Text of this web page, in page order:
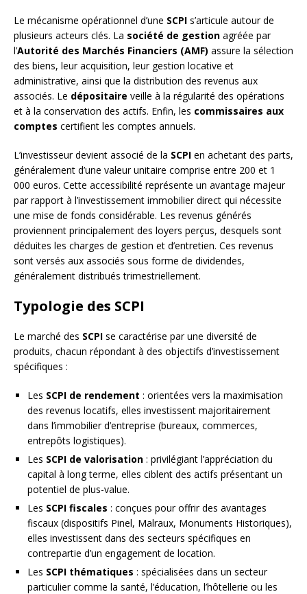
Le mécanisme opérationnel d’une SCPI s’articule autour de
plusieurs acteurs clés. La société de gestion agréée par
l’Autorité des Marchés Financiers (AMF) assure la sélection
des biens, leur acquisition, leur gestion locative et
administrative, ainsi que la distribution des revenus aux
associés. Le dépositaire veille à la régularité des opérations
et à la conservation des actifs. Enfin, les commissaires aux
comptes certifient les comptes annuels.
L’investisseur devient associé de la SCPI en achetant des parts,
généralement d’une valeur unitaire comprise entre 200 et 1
000 euros. Cette accessibilité représente un avantage majeur
par rapport à l’investissement immobilier direct qui nécessite
une mise de fonds considérable. Les revenus générés
proviennent principalement des loyers perçus, desquels sont
déduites les charges de gestion et d’entretien. Ces revenus
sont versés aux associés sous forme de dividendes,
généralement distribués trimestriellement.
Typologie des SCPI
Le marché des SCPI se caractérise par une diversité de
produits, chacun répondant à des objectifs d’investissement
spécifiques :
Les SCPI de rendement : orientées vers la maximisation
des revenus locatifs, elles investissent majoritairement
dans l’immobilier d’entreprise (bureaux, commerces,
entrepôts logistiques).
Les SCPI de valorisation : privilégiant l’appréciation du
capital à long terme, elles ciblent des actifs présentant un
potentiel de plus-value.
Les SCPI fiscales : conçues pour offrir des avantages
fiscaux (dispositifs Pinel, Malraux, Monuments Historiques),
elles investissent dans des secteurs spécifiques en
contrepartie d’un engagement de location.
Les SCPI thématiques : spécialisées dans un secteur
particulier comme la santé, l’éducation, l’hôtellerie ou les